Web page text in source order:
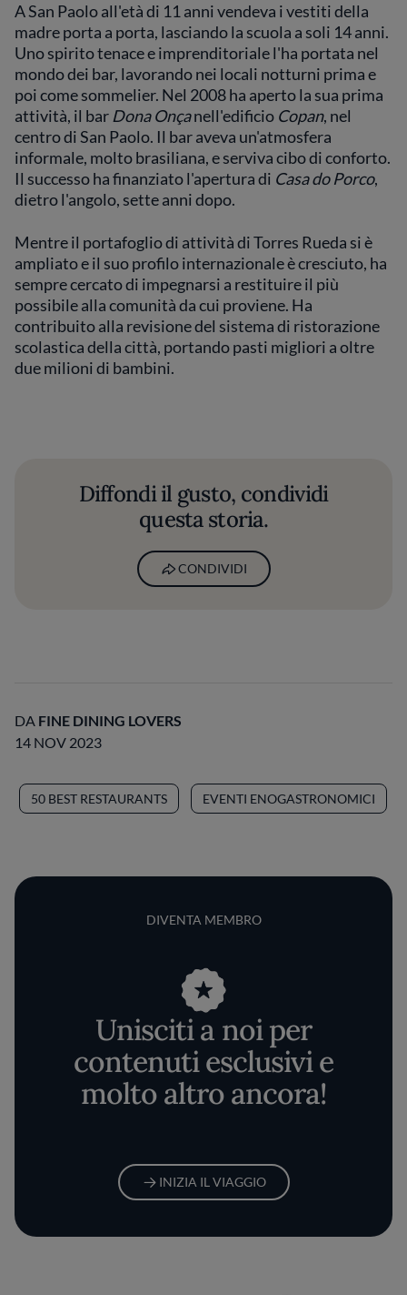
A San Paolo all'età di 11 anni vendeva i vestiti della
madre porta a porta, lasciando la scuola a soli 14 anni.
Uno spirito tenace e imprenditoriale l'ha portata nel
mondo dei bar, lavorando nei locali notturni prima e
poi come sommelier. Nel 2008 ha aperto la sua prima
attività, il bar Dona Onçanell'edificio Copan, nel
centro di San Paolo. Il bar aveva un'atmosfera
informale, molto brasiliana, e serviva cibo di conforto.
Il successo ha finanziato l'apertura di Casa do Porco,
dietro l'angolo, sette anni dopo.
Mentre il portafoglio di attività di Torres Rueda si è
ampliato e il suo profilo internazionale è cresciuto, ha
sempre cercato di impegnarsi a restituire il più
possibile alla comunità da cui proviene. Ha
contribuito alla revisione del sistema di ristorazione
scolastica della città, portando pasti migliori a oltre
due milioni di bambini.
Diffondi il gusto, condividi
questa storia.
CONDIVIDI
DA FINE DINING LOVERS
14 NOV 2023
50 BEST RESTAURANTS EVENTI ENOGASTRONOMICI
DIVENTA MEMBRO
Unisciti a noi per
contenuti esclusivi e
molto altro ancora!
INIZIA IL VIAGGIO